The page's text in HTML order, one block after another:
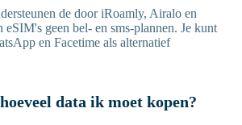
de door iRoamly, Airalo en
geen bel- en sms-plannen. Je kunt
en Facetime als alternatief
data ik moet kopen?